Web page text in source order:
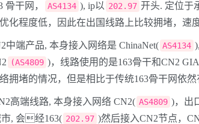
骨干网， AS4134 ), ip以 202.97 开头. 定位于
化程度低，因此在出国线路上比较拥堵，速
中端产品, 本身接入网络是 ChinaNet( AS4134
(AS4809 )，线路使用的是163骨干和CN2
拥堵的情况，但是相比于传统163骨干网依
高端线路, 本身接入网络 CN2( AS4809 )，出
市, 会经163( 202.97 )然后接入CN2节点，